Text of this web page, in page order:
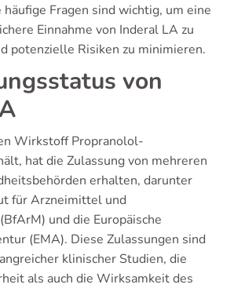
häufige Fragen sind wichtig, um eine
Einnahme von Inderal LA zu
potenzielle Risiken zu minimieren.
von
Wirkstoff Propranolol-
hat die Zulassung von mehreren
erhalten, darunter
für Arzneimittel und
und die Europäische
(EMA). Diese Zulassungen sind
klinischer Studien, die
als auch die Wirksamkeit des